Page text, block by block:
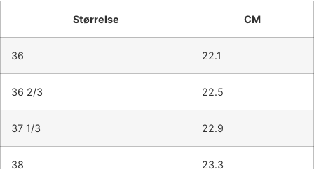
Størrelse CM
36 22.1
36 2/3 22.5
37 1/3 22.9
38 23.3